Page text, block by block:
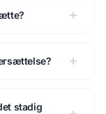
stadig